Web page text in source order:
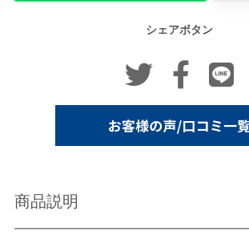
シェアボタン
商品説明